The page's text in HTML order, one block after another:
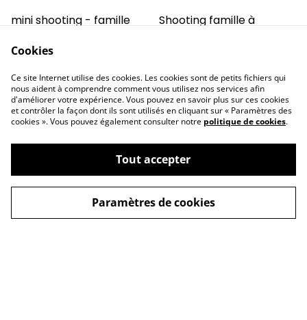
%
mini shooting - famille
79,00 €125,00 €
Shooting famille à
Contactez-nous
Conditions
Politique de
confidentialité
Politique de cookies
Cookies
Ce site Internet utilise des cookies. Les cookies sont de petits fichiers qui
nous aident à comprendre comment vous utilisez nos services afin
d'améliorer votre expérience. Vous pouvez en savoir plus sur ces cookies
et contrôler la façon dont ils sont utilisés en cliquant sur « Paramètres des
cookies ». Vous pouvez également consulter notre politique de cookies.
Tout accepter
Paramètres de cookies